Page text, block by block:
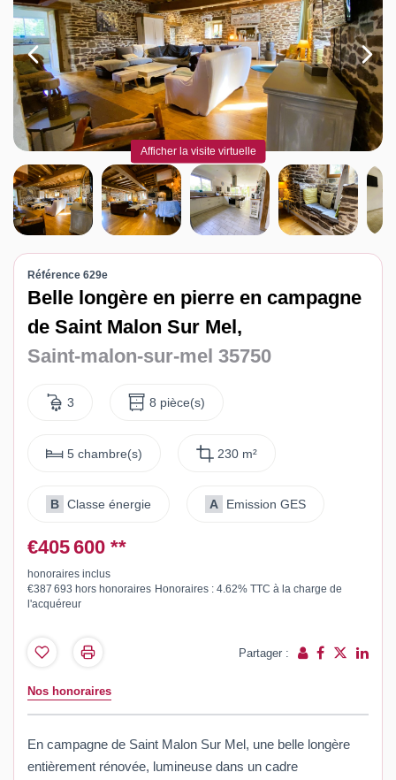
Guide de l'immo
Contact
Katel Viager
Afficher la visite virtuelle
Référence 629e
Belle longère en pierre en campagne
de Saint Malon Sur Mel,
Saint-malon-sur-mel 35750
3 8 pièce(s)
5 chambre(s) 230 m²
B Classe énergie A Emission GES
€405 600 **
honoraires inclus
€387 693 hors honoraires Honoraires : 4.62% TTC à la charge de
l'acquéreur
Partager :
Nos honoraires
En campagne de Saint Malon Sur Mel, une belle longère
entièrement rénovée, lumineuse dans un cadre